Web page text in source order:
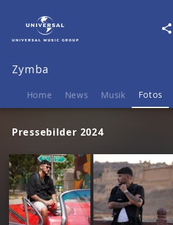
Zymba
Home News Musik Fotos
Pressebilder 2024